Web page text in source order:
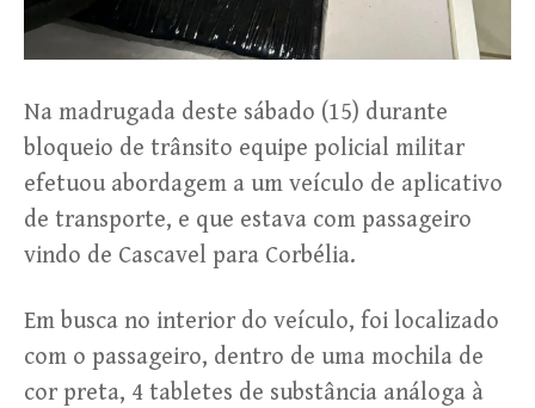
Na madrugada deste sábado (15) durante
bloqueio de trânsito equipe policial militar
efetuou abordagem a um veículo de aplicativo
de transporte, e que estava com passageiro
vindo de Cascavel para Corbélia.
Em busca no interior do veículo, foi localizado
com o passageiro, dentro de uma mochila de
cor preta, 4 tabletes de substância análoga à